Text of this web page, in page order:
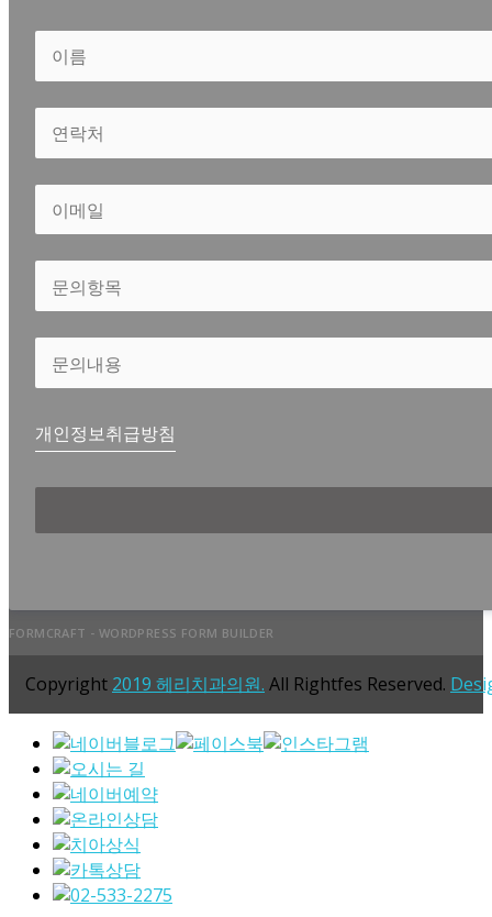
개인정보취급방침
FORMCRAFT - WORDPRESS FORM BUILDER
Copyright 2019 헤리치과의원. All Rightfes Reserved.